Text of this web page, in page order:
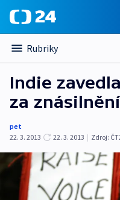
Rubriky
Indie
za znásilnění
pet
22. 3. 2013
22. 3. 2013 | Zdroj: